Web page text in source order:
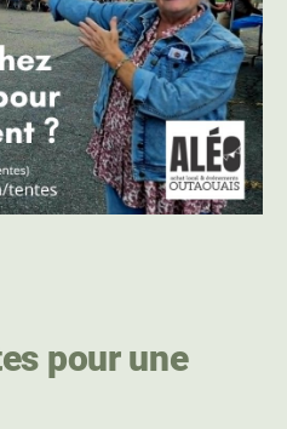
pour une